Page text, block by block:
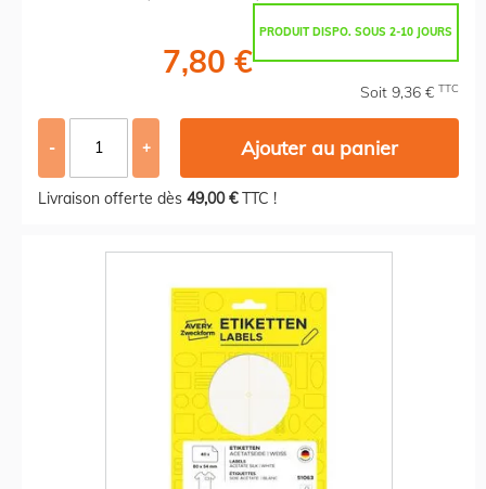
PRODUIT DISPO. SOUS 2-10 JOURS
7,80 €
Soit 9,36 € TTC
- + Ajouter au panier
Livraison offerte dès 49,00 €TTC !